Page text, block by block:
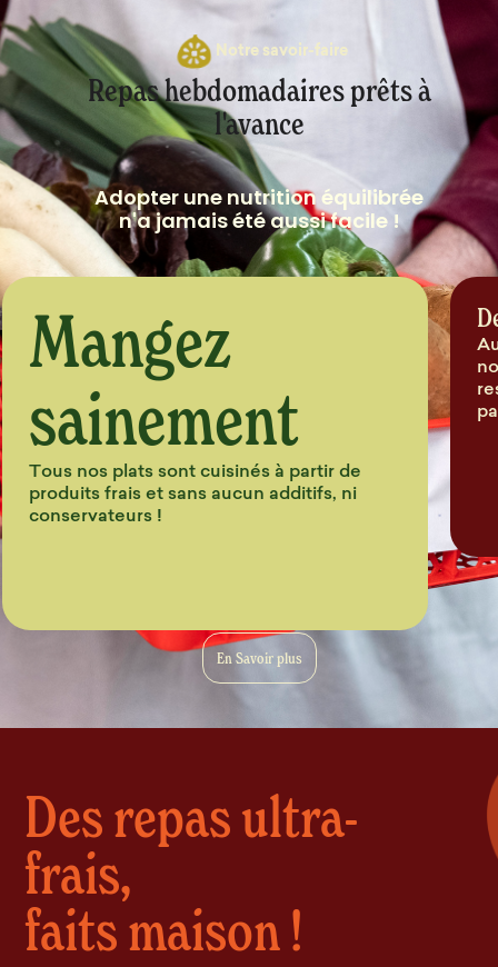
Notre savoir-faire
Repas hebdomadaires prêts à
l'avance
Adopter une nutrition équilibrée
n'a jamais été aussi facile !
Mangez
sainement
Tous nos plats sont cuisinés à partir de
produits frais et sans aucun additifs, ni
conservateurs !
En Savoir plus
Des repas ultra-
frais,
faits maison !